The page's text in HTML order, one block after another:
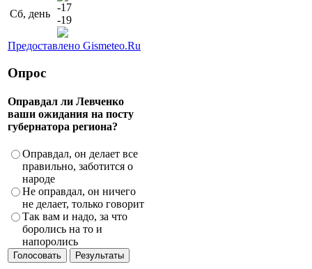
Сб, день
-17
-19
Предоставлено Gismeteo.Ru
Опрос
Оправдал ли Левченко
ваши ожидания на посту
губернатора региона?
Оправдал, он делает все
правильно, заботится о
народе
Не оправдал, он ничего
не делает, только говорит
Так вам и надо, за что
боролись на то и
напоролись